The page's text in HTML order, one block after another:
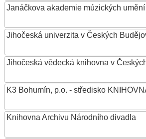
Janáčkova akademie múzických umění
Jihočeská univerzita v Českých
Jihočeská vědecká knihovna v
K3 Bohumín, p.o. - středisko
Knihovna Archivu Národního divadla